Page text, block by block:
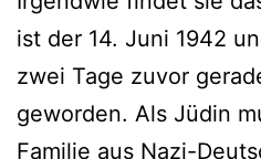
ist der 14. Juni 1942
zwei Tage zuvor
geworden. Als Jüdin
Familie aus Nazi-